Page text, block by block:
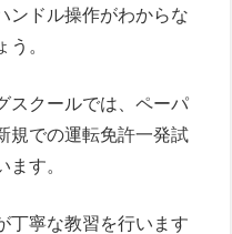
ンドル操作がわからな
。
スクールでは、ペーパ
規での運転免許一発試
す。
丁寧な教習を行います